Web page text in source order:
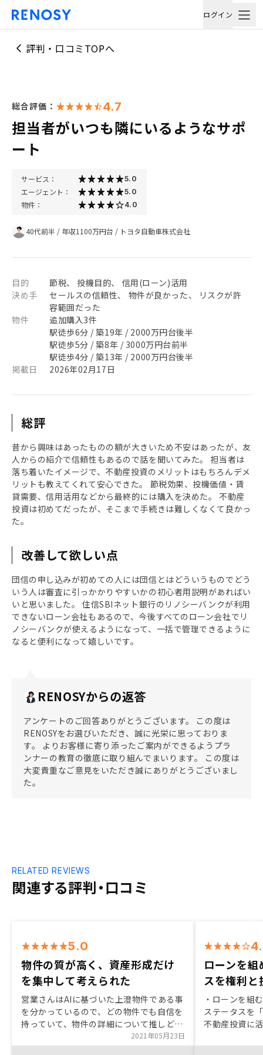
ログイン
評判・口コミTOPへ
総合評価： 4.7
担当者がいつも隣にいるようなサポ
ート
サービス： 5.0
エージェント： 5.0
物件： 4.0
40代前半 / 年収1100万円台 / トヨタ自動車株式会社
目的
節税、 投機目的、 信用(ローン)活用
決め手
セールスの信頼性、 物件が良かった、 リスクが許
容範囲だった
物件
追加購入3件
駅徒歩6分 / 築19年 / 2000万円台後半
駅徒歩5分 / 築8年 / 3000万円台前半
駅徒歩4分 / 築13年 / 2000万円台後半
掲載日
2026年02月17日
総評
昔から興味はあったものの額が大きいため不安はあったが、友
人からの紹介で信頼性もあるので話を聞いてみた。 担当者は
落ち着いたイメージで、不動産投資のメリットはもちろんデメ
リットも教えてくれて安心できた。 節税効果、投機価値・賃
貸需要、信用活用などから最終的には購入を決めた。 不動産
投資は初めてだったが、そこまで手続きは難しくなくて良かっ
た。
改善して欲しい点
団信の申し込みが初めての人には団信とはどういうものでどう
いう人は審査に引っかかりやすいかの初心者用説明があればい
いと思いました。 住信SBIネット銀行のリノシーバンクが利用
できないローン会社もあるので、今後すべてのローン会社でリ
ノシーバンクが使えるようになって、一括で管理できるように
なると便利になって嬉しいです。
RENOSYからの返答
アンケートのご回答ありがとうございます。 この度は
RENOSYをお選びいただき、誠に光栄に思っておりま
す。 よりお客様に寄り添ったご案内ができるようプラ
ンナーの教育の徹底に取り組んでまいります。 この度は
大変貴重なご意見をいただき誠にありがとうございまし
た。
関連する評判・口コミ
RELATED REVIEWS
5.0
物件の質が高く、資産形成だけ
を集中して考えられた
営業さんはAIに基づいた上澄物件である事
を分かっているので、どの物件でも自信を
持っていて、物件の詳細について推しどこ
ろを細かく説明することがないことに驚き
ました。加えてリアルタイムでの全物件の
2021年05月23日
ローンを
スを権利と
・ローンを組
ステータスを
不動産投資に
減リスクを最